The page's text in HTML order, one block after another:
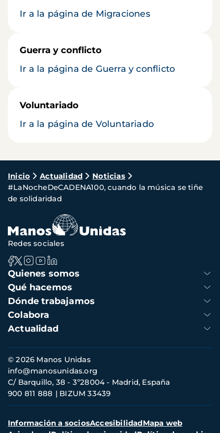
Ir a la página de Migraciones
Guerra y conflicto
Ir a la página de Guerra y conflicto
Voluntariado
Ir a la página de Voluntariado
Ruta
de
navegación
Inicio Actualidad
Noticias
#LaNocheDeCADENA100, cuando la música se tiñe
de solidaridad
Navegación
principal
Quienes somos
Qué hacemos
Dónde trabajamos
Colabora
Actualidad
Redes sociales
Información
de
contacto
© 2026 Manos Unidas
C/ Barquillo, 38 - 3º28004 - Madrid, España
900 811 888
BIZUM 33439
info@manosunidas.org
Menú
secundario
Información a sociosAccesibilidadMapa web